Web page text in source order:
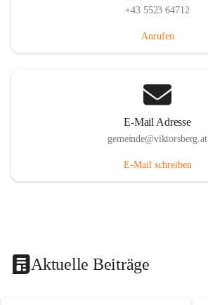
+43 5523 64712
Anrufen
E-Mail Adresse
gemeinde@viktorsberg.at
E-Mail schreiben
Aktuelle Beiträge